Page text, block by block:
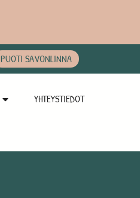
PUOTI SAVONLINNA
YHTEYSTIEDOT